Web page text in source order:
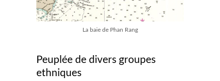
La baie de Phan Rang
Peuplée de divers groupes
ethniques